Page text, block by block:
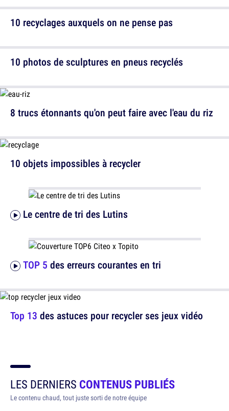
10 recyclages auxquels on ne pense pas
8 trucs étonnants qu'on peut faire avec l'eau du riz
Le centre de tri des Lutins
Top 13 des astuces pour recycler ses jeux vidéo
10 photos de sculptures en pneus recyclés
10 objets impossibles à recycler
TOP 5 des erreurs courantes en tri
LES DERNIERS CONTENUS PUBLIÉS
Le contenu chaud, tout juste sorti de notre équipe